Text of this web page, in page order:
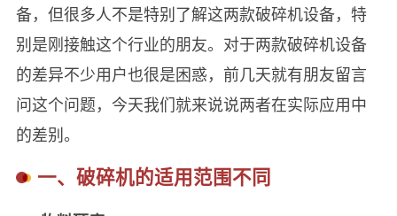
备，但很多人不是特别了解这两款破碎机设备，特
别是刚接触这个行业的朋友。对于两款破碎机设备
的差异不少用户也很是困惑，前几天就有朋友留言
问这个问题，今天我们就来说说两者在实际应用中
的差别。
一、破碎机的适用范围不同